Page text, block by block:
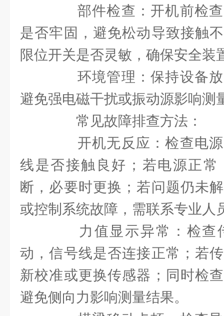
部件检查：开机前检查
是否牢固，避免松动导致接触
限位开关是否灵敏，确保安全装
环境管理：保持设备放
避免强电磁干扰或振动源影响测
常见故障排查方法：
开机无反应：检查电源
线是否接触良好；若电源正常
断，必要时更换；若问题仍未
或控制系统故障，需联系专业人
力值显示异常：检查
动，信号线是否连接正常；若
新校准或更换传感器；同时检
避免侧向力影响测量结果。